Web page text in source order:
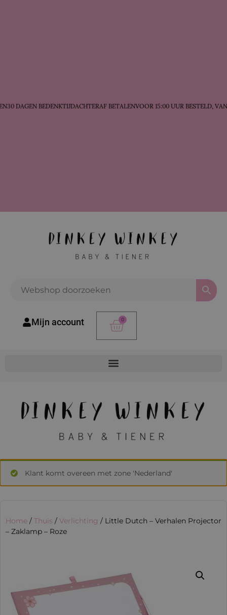
30 DAGEN BEDENKTIJDACHTERAF BETALENVOOR 15:00 UUR BESTELD,
Mijn account 0
Klant komt overeen met zone 'Nederland'
Home / Thuis / Verlichting / Little Dutch – Verhalen Projector
– Zaklamp – Roze